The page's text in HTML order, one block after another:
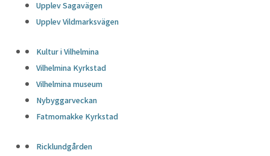
Upplev Sagavägen
Upplev Vildmarksvägen
Kultur i Vilhelmina
Vilhelmina Kyrkstad
Vilhelmina museum
Nybyggarveckan
Fatmomakke Kyrkstad
Ricklundgården